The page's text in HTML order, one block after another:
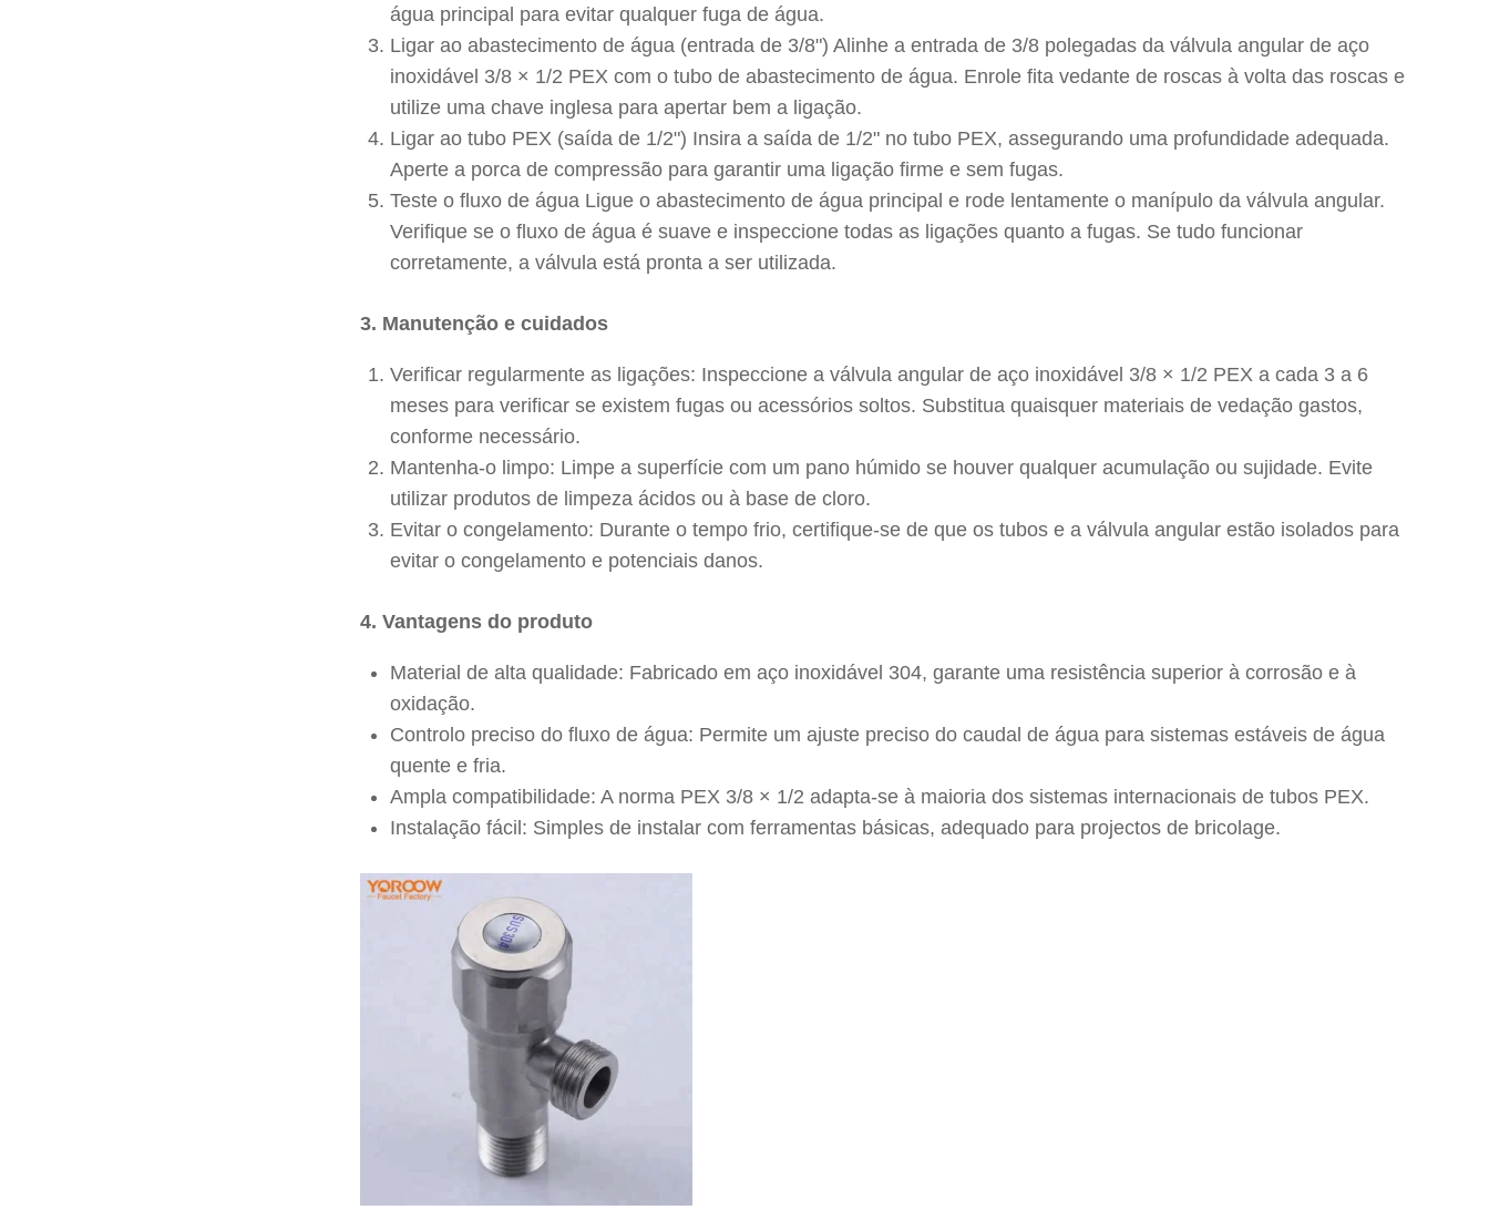
água principal para evitar qualquer fuga de água.
Ligar ao abastecimento de água (entrada de 3/8") Alinhe a entrada de 3/8 polegadas da válvula angular de aço
inoxidável 3/8 × 1/2 PEX com o tubo de abastecimento de água. Enrole fita vedante de roscas à volta das roscas e
utilize uma chave inglesa para apertar bem a ligação.
Ligar ao tubo PEX (saída de 1/2") Insira a saída de 1/2" no tubo PEX, assegurando uma profundidade adequada.
Aperte a porca de compressão para garantir uma ligação firme e sem fugas.
Teste o fluxo de água Ligue o abastecimento de água principal e rode lentamente o manípulo da válvula angular.
Verifique se o fluxo de água é suave e inspeccione todas as ligações quanto a fugas. Se tudo funcionar
corretamente, a válvula está pronta a ser utilizada.
3. Manutenção e cuidados
Verificar regularmente as ligações: Inspeccione a válvula angular de aço inoxidável 3/8 × 1/2 PEX a cada 3 a 6
meses para verificar se existem fugas ou acessórios soltos. Substitua quaisquer materiais de vedação gastos,
conforme necessário.
Mantenha-o limpo: Limpe a superfície com um pano húmido se houver qualquer acumulação ou sujidade. Evite
utilizar produtos de limpeza ácidos ou à base de cloro.
Evitar o congelamento: Durante o tempo frio, certifique-se de que os tubos e a válvula angular estão isolados para
evitar o congelamento e potenciais danos.
4. Vantagens do produto
Material de alta qualidade: Fabricado em aço inoxidável 304, garante uma resistência superior à corrosão e à
oxidação.
Controlo preciso do fluxo de água: Permite um ajuste preciso do caudal de água para sistemas estáveis de água
quente e fria.
Ampla compatibilidade: A norma PEX 3/8 × 1/2 adapta-se à maioria dos sistemas internacionais de tubos PEX.
Instalação fácil: Simples de instalar com ferramentas básicas, adequado para projectos de bricolage.